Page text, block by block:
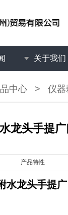
关于我们
中心 > 仪器
龙头手提
产品特性
水龙头手提